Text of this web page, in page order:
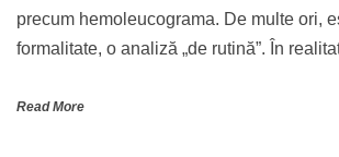
precum hemoleucograma. De multe ori,
formalitate, o analiză „de rutină”. În
Read More